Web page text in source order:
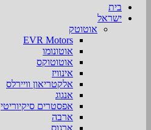
בית
ישראל
אוטוטק
EVR Motors
אוטונומו
אוטוטוקס
אינוויז
אלקטריאון וויירלס
אנגוג
אפסטרים סיקיוריטי
ארבה
ארגוס